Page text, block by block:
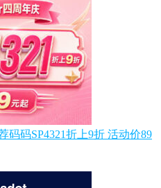
码码SP4321折上9折 活动价89